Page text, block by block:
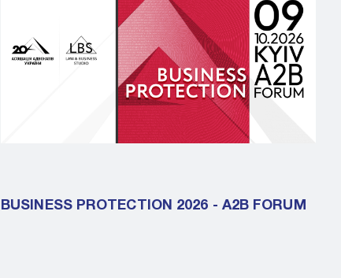
BUSINESS PROTECTION 2026 - A2B FORUM